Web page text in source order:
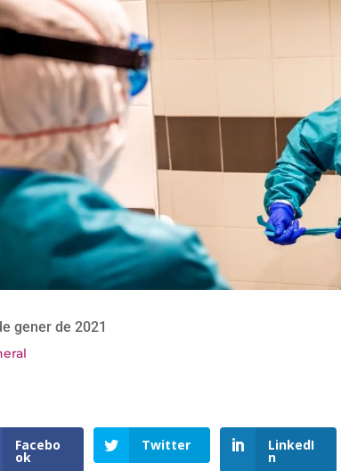
gener de 2021
Facebo
ok
Twitter LinkedI
n